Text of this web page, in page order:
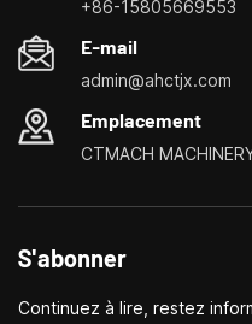
les perceuses et fraiseuses
tournages, perçages et
+86-15805669553
E-mail
admin@ahctjx.com
Emplacement
CTMACH
S'abonner
Continuez à lire, restez